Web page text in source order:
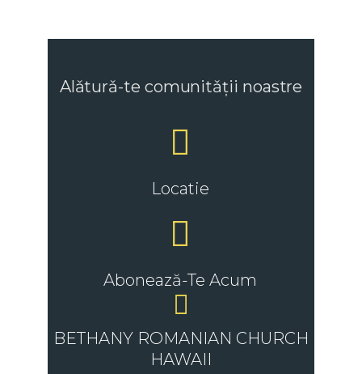
Alǎturǎ-te comunitǎții noastre
Locatie
Abonează-Te Acum
BETHANY ROMANIAN CHURCH
HAWAII